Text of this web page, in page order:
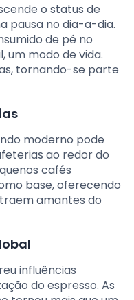
o status de
pausa no dia-a-dia.
de pé no
um modo de vida.
tornando-se parte
moderno pode
ao redor do
cafés
base, oferecendo
amantes do
influências
do espresso. As